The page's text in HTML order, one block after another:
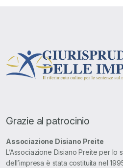
Grazie al patrocinio
Associazione Disiano Preite
L’Associazione Disiano Preite per lo
dell’impresa è stata costituita nel